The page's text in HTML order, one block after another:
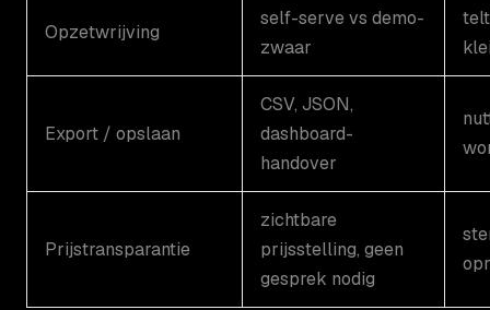
Opzetwrijving
self-serve vs demo-
zwaar
Export / opslaan
CSV, JSON,
dashboard-
handover
Prijstransparantie
zichtbare
prijsstelling, geen
gesprek nodig